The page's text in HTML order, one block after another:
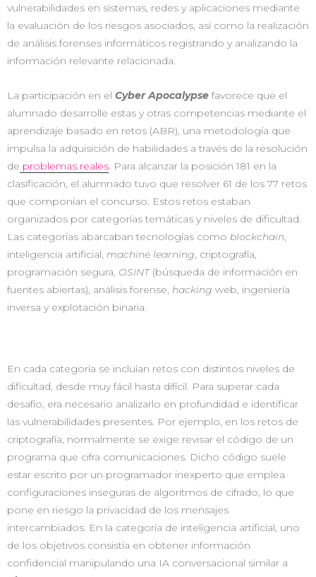
vulnerabilidades en sistemas, redes y aplicaciones mediante
la evaluación de los riesgos asociados, así como la realización
de análisis forenses informáticos registrando y analizando la
información relevante relacionada.
La participación en el Cyber Apocalypse favorece que el
alumnado desarrolle estas y otras competencias mediante el
aprendizaje basado en retos (ABR), una metodología que
impulsa la adquisición de habilidades a través de la resolución
de problemas reales . Para alcanzar la posición 181 en la
clasificación, el alumnado tuvo que resolver 61 de los 77 retos
que componían el concurso. Estos retos estaban
organizados por categorías temáticas y niveles de dificultad.
Las categorías abarcaban tecnologías como blockchain
inteligencia artificial, machine learning , criptografía,
programación segura, OSINT(búsqueda de información en
fuentes abiertas), análisis forense, hacking web, ingeniería
inversa y explotación binaria.
En cada categoría se incluían retos con distintos niveles de
dificultad, desde muy fácil hasta difícil. Para superar cada
desafío, era necesario analizarlo en profundidad e identificar
las vulnerabilidades presentes. Por ejemplo, en los retos de
criptografía, normalmente se exige revisar el código de un
programa que cifra comunicaciones. Dicho código suele
estar escrito por un programador inexperto que emplea
configuraciones inseguras de algoritmos de cifrado, lo que
pone en riesgo la privacidad de los mensajes
intercambiados. En la categoría de inteligencia artificial, uno
de los objetivos consistía en obtener información
confidencial manipulando una IA conversacional similar a